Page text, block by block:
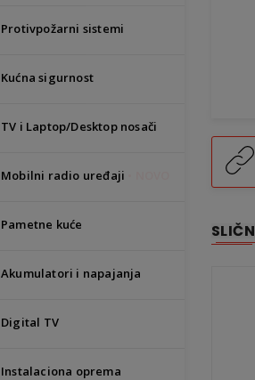
Protivpožarni sistemi
Kućna sigurnost
TV i Laptop/Desktop nosači
Mobilni radio uređaji
Pametne kuće
Akumulatori i napajanja
Digital TV
Instalaciona oprema